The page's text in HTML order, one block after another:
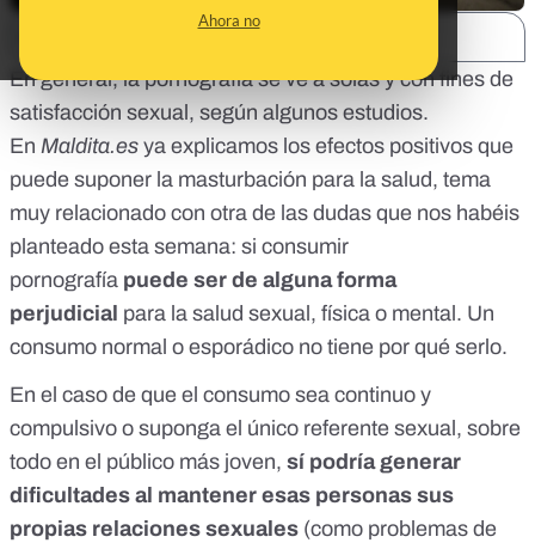
Ahora no
En general, la pornografía se ve a solas y con fines de
satisfacción sexual, según algunos estudios.
En Maldita.es ya explicamos los efectos positivos que
puede suponer la masturbación para la salud, tema
muy relacionado con otra de las dudas que nos habéis
planteado esta semana: si consumir
pornografía puede ser de alguna forma
perjudicial para la salud sexual, física o mental. Un
consumo normal o esporádico no tiene por qué serlo.
En el caso de que el consumo sea continuo y
compulsivo o suponga el único referente sexual, sobre
todo en el público más joven, sí podría generar
dificultades al mantener esas personas sus
propias relaciones sexuales (como problemas de